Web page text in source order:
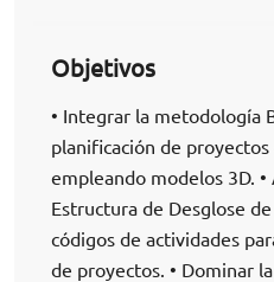
Objetivos
• Integrar la metodología
planificación de
empleando modelos 3D.
Estructura de Desglose
códigos de actividades
de proyectos. • Dominar